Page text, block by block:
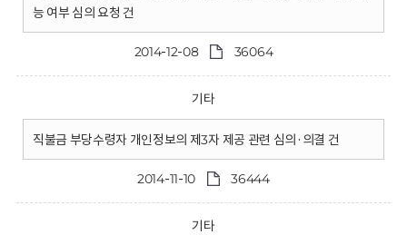
능 여부 심의 요청 건
2014-12-08 36064
기타
직불금 부당수령자 개인정보의 제3자 제공 관련 심의·의결 건
2014-11-10 36444
기타